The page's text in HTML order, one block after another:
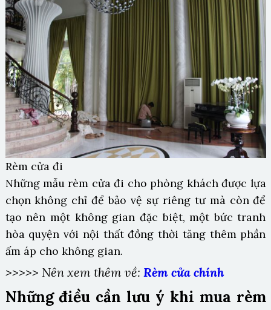
Rèm cửa đi
Những mẫu rèm cửa đi cho phòng khách được lựa
chọn không chỉ để bảo vệ sự riêng tư mà còn để
tạo nên một không gian đặc biệt, một bức tranh
hòa quyện với nội thất đồng thời tăng thêm phần
ấm áp cho không gian.
>>>>> Nên xem thêm về: Rèm cửa chính
Những điều cần lưu ý khi mua rèm